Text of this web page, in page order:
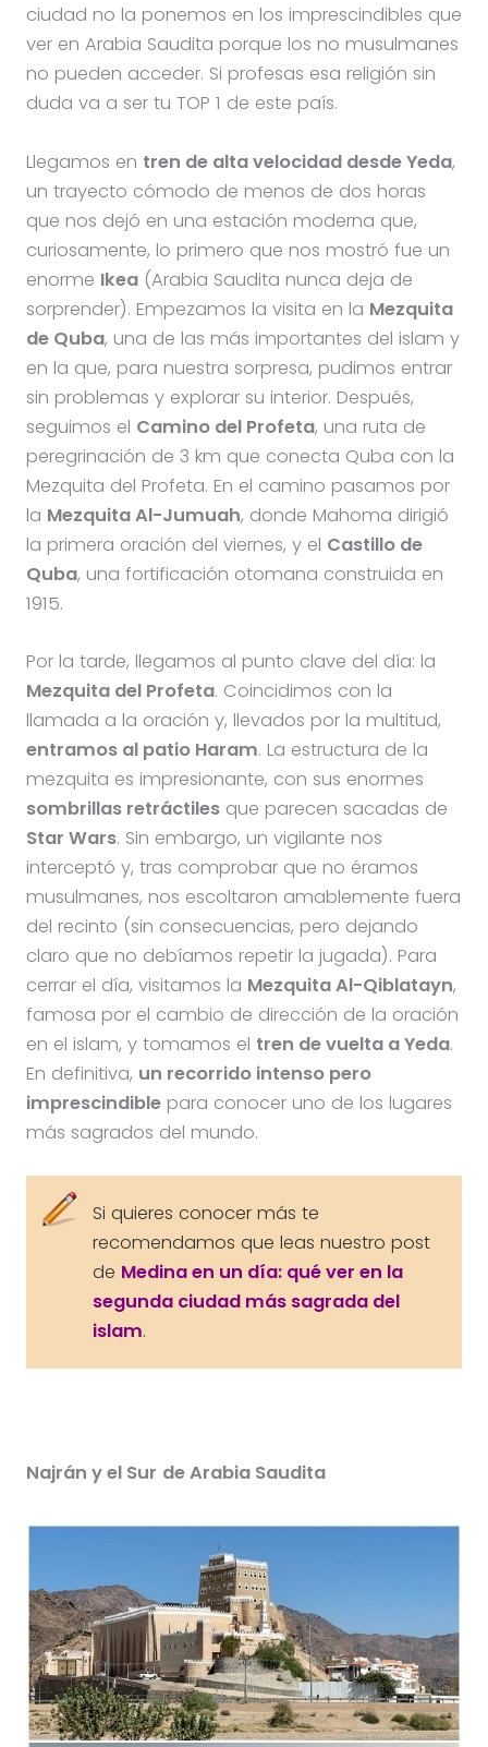
ciudad no la ponemos en los imprescindibles que
ver en Arabia Saudita porque los no musulmanes
no pueden acceder. Si profesas esa religión sin
duda va a ser tu TOP 1 de este país.
Llegamos en tren de alta velocidad desde Yeda,
un trayecto cómodo de menos de dos horas
que nos dejó en una estación moderna que,
curiosamente, lo primero que nos mostró fue un
enorme Ikea(Arabia Saudita nunca deja de
sorprender). Empezamos la visita en la Mezquita
de Quba, una de las más importantes del islam y
en la que, para nuestra sorpresa, pudimos entrar
sin problemas y explorar su interior. Después,
seguimos el Camino del Profeta, una ruta de
peregrinación de 3 km que conecta Quba con la
Mezquita del Profeta. En el camino pasamos por
la Mezquita Al-Jumuah, donde Mahoma dirigió
la primera oración del viernes, y el Castillo de
Quba, una fortificación otomana construida en
1915.
Por la tarde, llegamos al punto clave del día: la
Mezquita del Profeta. Coincidimos con la
llamada a la oración y, llevados por la multitud,
entramos al patio Haram. La estructura de la
mezquita es impresionante, con sus enormes
sombrillas retráctilesque parecen sacadas de
Star Wars. Sin embargo, un vigilante nos
interceptó y, tras comprobar que no éramos
musulmanes, nos escoltaron amablemente fuera
del recinto (sin consecuencias, pero dejando
claro que no debíamos repetir la jugada). Para
cerrar el día, visitamos la Mezquita Al-Qiblatayn,
famosa por el cambio de dirección de la oración
en el islam, y tomamos el tren de vuelta a Yeda.
En definitiva, un recorrido intenso pero
imprescindiblepara conocer uno de los lugares
más sagrados del mundo.
Si quieres conocer más te
recomendamos que leas nuestro post
de Medina en un día: qué ver en la
segunda ciudad más sagrada del
islam.
Najrán y el Sur de Arabia Saudita